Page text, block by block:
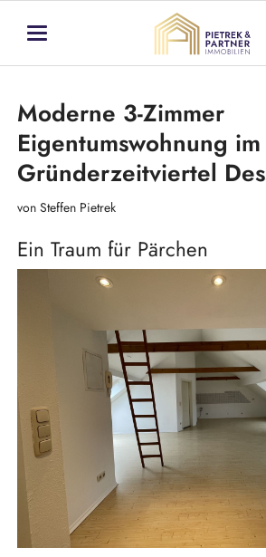
Moderne 3-Zimmer
Eigentumswohnung im
Gründerzeitviertel
von Steffen Pietrek
Ein Traum für Pärchen